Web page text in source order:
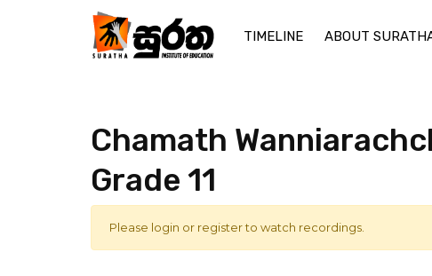
TIMELINE ABOUT
Chamath
Grade 11
Please login or register to watch recordings.